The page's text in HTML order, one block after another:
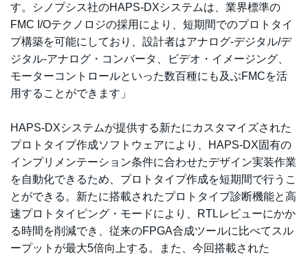
す。シノプシス社のHAPS-DXシステムは、業界標準の
FMC I/Oテクノロジの採用により、短期間でのプロトタイ
プ構築を可能にしており、設計者はアナログ-デジタル/デ
ジタル-アナログ・コンバータ、ビデオ・イメージング、
モーターコントロールといった数百種にも及ぶFMCを活
用することができます」
HAPS-DXシステムが提供する新たにカスタマイズされた
プロトタイプ作成ソフトウェアにより、HAPS-DX固有の
インプリメンテーション条件に合わせたデザイン実装作業
を自動化できるため、プロトタイプ作成を短期間で行うこ
とができる。新たに搭載されたプロトタイプ診断機能と高
速プロトタイピング・モードにより、RTLレビューにかか
る時間を削減でき、従来のFPGA合成ツールに比べてスル
ープットが最大5倍向上する。また、今回搭載された